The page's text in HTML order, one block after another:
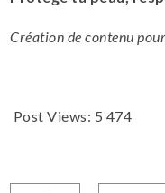
Création de contenu
Post Views: 5 474